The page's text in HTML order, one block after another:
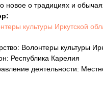
новое о традициях и
культуры Иркутской
Волонтеры культуры
Республика Карелия
деятельности: